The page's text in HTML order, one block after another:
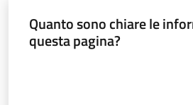
Newsletter
Quanto sono chiare le
questa pagina?